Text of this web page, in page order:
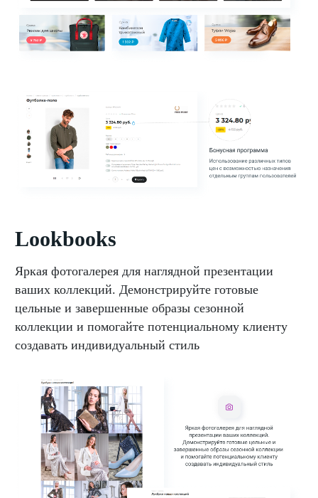
Lookbooks
Яркая фотогалерея для наглядной презентации
ваших коллекций. Демонстрируйте готовые
цельные и завершенные образы сезонной
коллекции и помогайте потенциальному клиенту
создавать индивидуальный стиль